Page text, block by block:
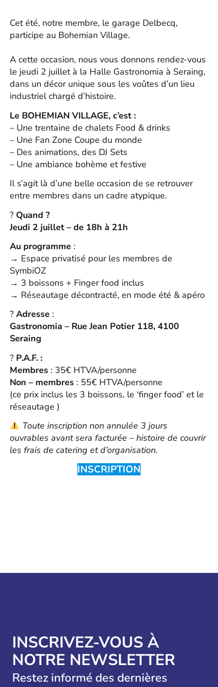
Cet été, notre membre, le garage Delbecq,
participe au Bohemian Village.
A cette occasion, nous vous donnons rendez-vous
le jeudi 2 juillet à la Halle Gastronomia à Seraing,
dans un décor unique sous les voûtes d’un lieu
industriel chargé d’histoire.
Le BOHEMIAN VILLAGE, c’est :
– Une trentaine de chalets Food & drinks
– Une Fan Zone Coupe du monde
– Des animations, des DJ Sets
– Une ambiance bohème et festive
Il s’agit là d’une belle occasion de se retrouver
entre membres dans un cadre atypique.
? Quand ?
Jeudi 2 juillet – de 18h à 21h
Au programme :
→ Espace privatisé pour les membres de
SymbiOZ
→ 3 boissons + Finger food inclus
→ Réseautage décontracté, en mode été & apéro
? Adresse :
Gastronomia – Rue Jean Potier 118, 4100
Seraing
? P.A.F. :
Membres : 35€ HTVA/personne
Non – membres : 55€ HTVA/personne
(ce prix inclus les 3 boissons, le ‘finger food’ et le
réseautage )
Toute inscription non annulée 3 jours
ouvrables avant sera facturée – histoire de couvrir
les frais de catering et d’organisation.
INSCRIPTION
INSCRIVEZ-VOUS À
NOTRE NEWSLETTER
Restez informé des dernières